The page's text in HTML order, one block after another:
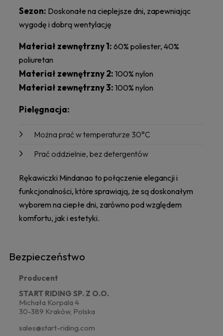
Sezon: Doskonałe na cieplejsze dni, zapewniając
wygodę i dobrą wentylację
Materiał zewnętrzny 1: 60% poliester, 40%
poliuretan
Materiał zewnętrzny 2: 100% nylon
Materiał zewnętrzny 3: 100% nylon
Pielęgnacja:
Można prać w temperaturze 30°C
Prać oddzielnie, bez detergentów
Rękawiczki Mindanao to połączenie elegancji i
funkcjonalności, które sprawiają, że są doskonałym
wyborem na ciepłe dni, zarówno pod względem
komfortu, jak i estetyki.
Bezpieczeństwo
Producent
START RIDING SP. Z O.O.
Michała Korpala 4
30-389 Kraków, Polska
sales@start-riding.com